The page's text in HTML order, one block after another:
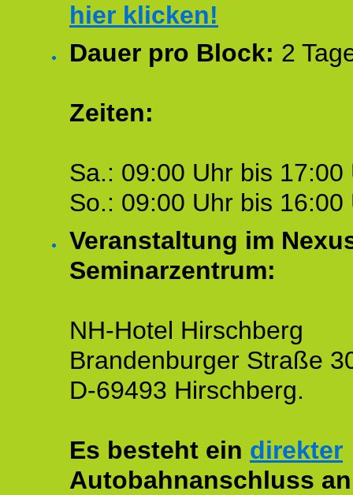
hier klicken!
Dauer pro Block: 2
Zeiten:
Sa.: 09:00 Uhr bis 17:00
So.: 09:00 Uhr bis 16:00
Veranstaltung im
Seminarzentrum:
NH-Hotel Hirschberg
Brandenburger Straße
D-69493 Hirschberg.
Es besteht ein direkter
Autobahnanschluss